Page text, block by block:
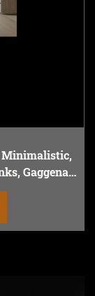
Minimalistic,
Gaggenau